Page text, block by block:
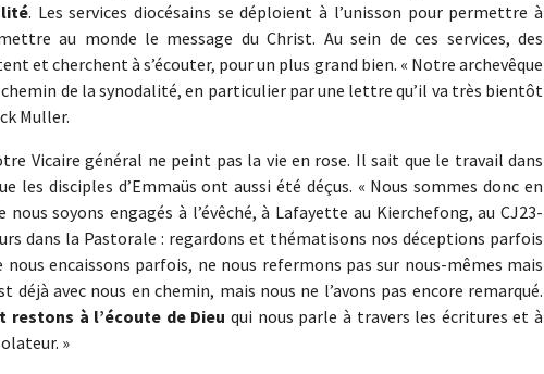
. Les services diocésains se déploient à l’unisson pour permettre à
au monde le message du Christ. Au sein de ces services, des
et cherchent à s’écouter, pour un plus grand bien. « Notre archevêque
de la synodalité, en particulier par une lettre qu’il va très bientôt
Muller.
Vicaire général ne peint pas la vie en rose. Il sait que le travail dans
les disciples d’Emmaüs ont aussi été déçus. « Nous sommes donc en
soyons engagés à l’évêché, à Lafayette au Kierchefong, au CJ23-
dans la Pastorale : regardons et thématisons nos déceptions parfois
encaissons parfois, ne nous refermons pas sur nous-mêmes mais
déjà avec nous en chemin, mais nous ne l’avons pas encore remarqué.
restons à l’écoute de Dieu qui nous parle à travers les écritures et à
»